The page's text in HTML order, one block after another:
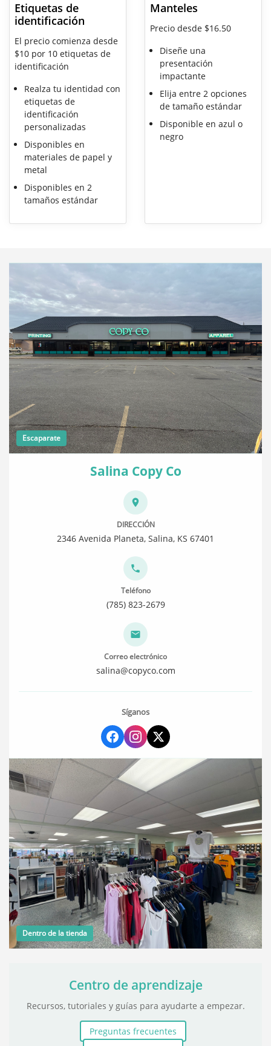
Etiquetas de
identificación
El precio comienza desde
$10 por 10 etiquetas de
identificación
Realza tu identidad con
etiquetas de
identificación
personalizadas
Disponibles en
materiales de papel y
metal
Disponibles en 2
tamaños estándar
Manteles
Precio desde $16.50
Diseñe una
presentación
impactante
Elija entre 2 opciones
de tamaño estándar
Disponible en azul o
negro
Escaparate
Salina Copy Co
DIRECCIÓN
2346 Avenida Planeta, Salina, KS 67401
Teléfono
(785) 823-2679
Correo electrónico
salina@copyco.com
Síganos
Dentro de la tienda
Centro de aprendizaje
Recursos, tutoriales y guías para ayudarte a empezar.
Preguntas frecuentes